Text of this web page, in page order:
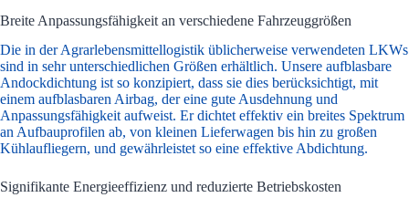
Breite Anpassungsfähigkeit an verschiedene Fahrzeuggrößen
Die in der Agrarlebensmittellogistik üblicherweise verwendeten LKWs
sind in sehr unterschiedlichen Größen erhältlich. Unsere aufblasbare
Andockdichtung ist so konzipiert, dass sie dies berücksichtigt, mit
einem aufblasbaren Airbag, der eine gute Ausdehnung und
Anpassungsfähigkeit aufweist. Er dichtet effektiv ein breites Spektrum
an Aufbauprofilen ab, von kleinen Lieferwagen bis hin zu großen
Kühlaufliegern, und gewährleistet so eine effektive Abdichtung.
Signifikante Energieeffizienz und reduzierte Betriebskosten